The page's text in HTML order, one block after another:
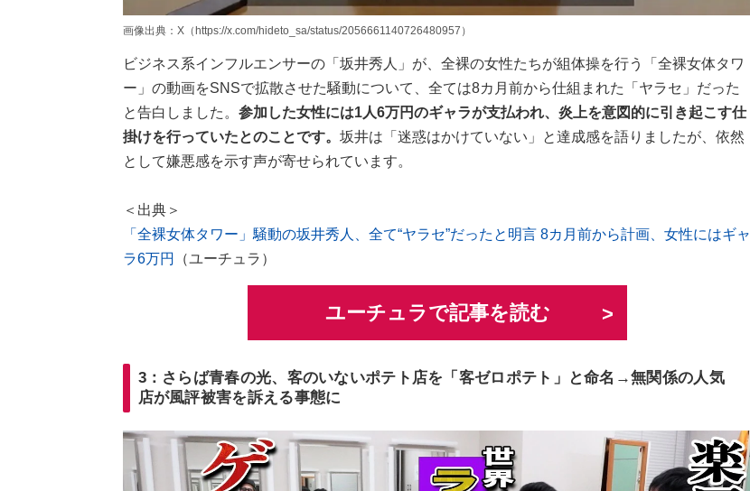
画像出典：X（https://x.com/hideto_sa/status/2056661140726480957）
ビジネス系インフルエンサーの「坂井秀人」が、全裸の女性たちが組体操を行う「全裸女体タワ
ー」の動画をSNSで拡散させた騒動について、全ては8カ月前から仕組まれた「ヤラセ」だった
と告白しました。 参加した女性には1人6万円のギャラが支払われ、炎上を意図的に引き起こす仕
掛けを行っていたとのことです。 坂井は「迷惑はかけていない」と達成感を語りましたが、依然
として嫌悪感を示す声が寄せられています。
＜出典＞
「全裸女体タワー」騒動の坂井秀人、全て“ヤラセ”だったと明言 8カ月前から計画、女性にはギャ
ラ6万円
（ユーチュラ）
ユーチュラで記事を読む
3：さらば青春の光、客のいないポテト店を「客ゼロポテト」と命名→無関係の人気
店が風評被害を訴える事態に